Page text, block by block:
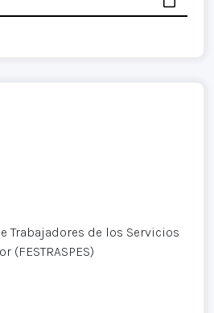
Trabajadores de los Servicios
(FESTRASPES)